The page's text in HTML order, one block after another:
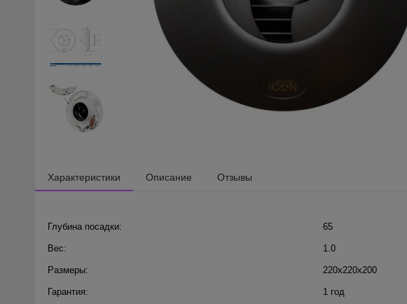
Характеристики Описание Отзывы
Глубина посадки: 65
Вес: 1.0
Размеры: 220x220x200
Гарантия: 1 год